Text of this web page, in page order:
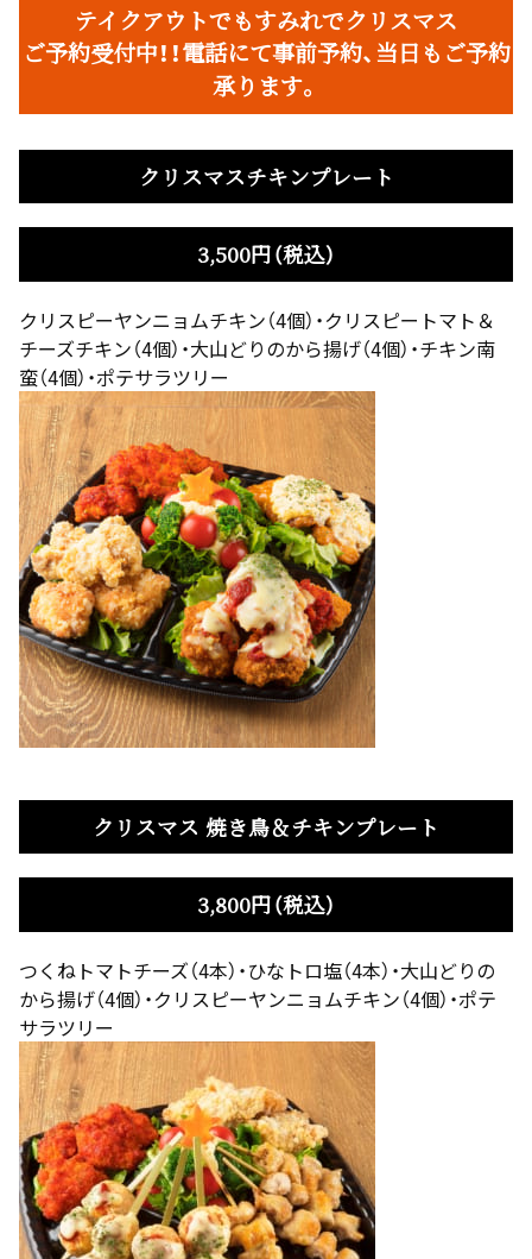
テイクアウトでもすみれでクリスマス
ご予約受付中！！電話にて事前予約、当日もご予約
承ります。
クリスマスチキンプレート
3,500円（税込）
クリスピーヤンニョムチキン（4個）・クリスピートマト＆
チーズチキン（4個）・大山どりのから揚げ（4個）・チキン南
蛮（4個）・ポテサラツリー
クリスマス 焼き鳥＆チキンプレート
3,800円（税込）
つくねトマトチーズ（4本）・ひなトロ塩（4本）・大山どりの
から揚げ（4個）・クリスピーヤンニョムチキン（4個）・ポテ
サラツリー